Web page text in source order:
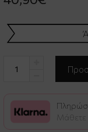
Μάθετε